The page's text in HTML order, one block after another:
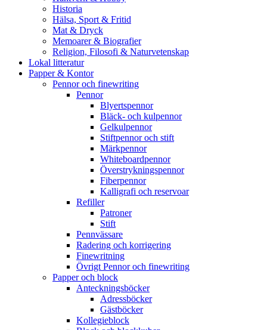
Historia
Hälsa, Sport & Fritid
Mat & Dryck
Memoarer & Biografier
Religion, Filosofi & Naturvetenskap
Lokal litteratur
Papper & Kontor
Pennor och finewriting
Pennor
Blyertspennor
Bläck- och kulpennor
Gelkulpennor
Stiftpennor och stift
Märkpennor
Whiteboardpennor
Överstrykningspennor
Fiberpennor
Kalligrafi och reservoar
Refiller
Patroner
Stift
Pennvässare
Radering och korrigering
Finewritning
Övrigt Pennor och finewriting
Papper och block
Anteckningsböcker
Adressböcker
Gästböcker
Kollegieblock